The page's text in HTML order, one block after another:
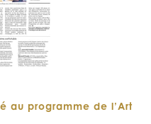
au programme de l’Art